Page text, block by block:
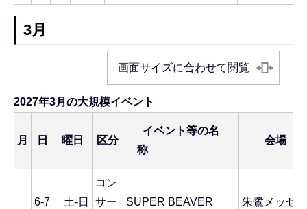
3月
画面サイズに合わせて閲覧
2027年3月の大規模イベント
月 日 曜日 区分
イベント等の名
称
会場
6-7 土-日
コン
サー
SUPER BEAVER 朱鷺メッセ